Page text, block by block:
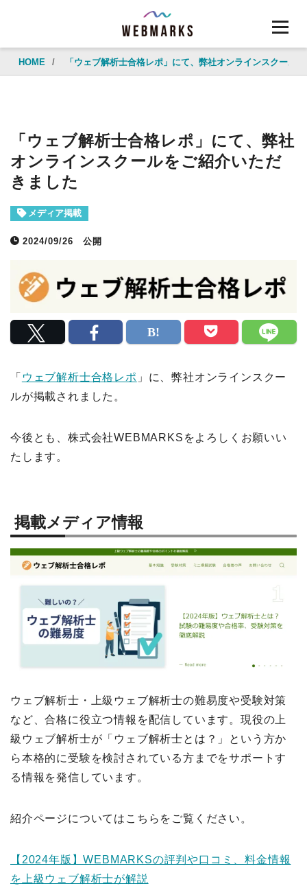
HOME / 「ウェブ解析士合格レポ」にて、弊社オンラインスクール
「ウェブ解析士合格レポ」にて、弊社
オンラインスクールをご紹介いただ
きました
メディア掲載
2024/09/26 公開
「 ウェブ解析士合格レポ 」に、弊社オンラインスクー
ルが掲載されました。
今後とも、株式会社WEBMARKSをよろしくお願いい
たします。
掲載メディア情報
ウェブ解析士・上級ウェブ解析士の難易度や受験対策
など、合格に役立つ情報を配信しています。現役の上
級ウェブ解析士が「ウェブ解析士とは？」という方か
ら本格的に受験を検討されている方までをサポートす
る情報を発信しています。
紹介ページについてはこちらをご覧ください。
【2024年版】WEBMARKSの評判や口コミ、料金情報
を上級ウェブ解析士が解説